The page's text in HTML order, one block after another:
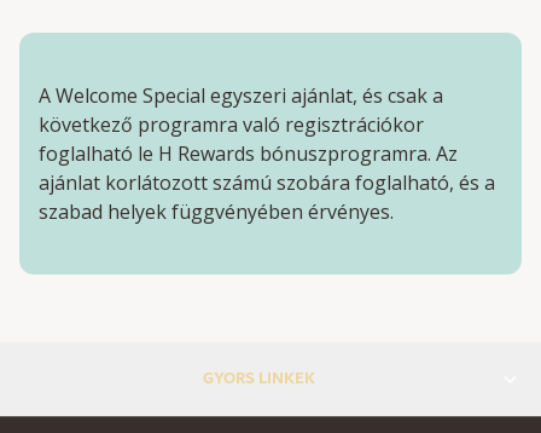
A Welcome Special egyszeri ajánlat, és csak a
következő programra való regisztrációkor
foglalható le H Rewards bónuszprogramra. Az
ajánlat korlátozott számú szobára foglalható, és a
szabad helyek függvényében érvényes.
GYORS LINKEK